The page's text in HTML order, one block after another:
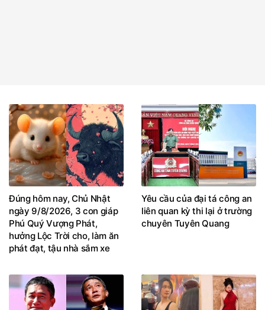
Đúng hôm nay, Chủ Nhật
ngày 9/8/2026, 3 con giáp
Phú Quý Vượng Phát,
hưởng Lộc Trời cho, làm ăn
phát đạt, tậu nhà sắm xe
Yêu cầu của đại tá công an
liên quan kỳ thi lại ở trường
chuyên Tuyên Quang